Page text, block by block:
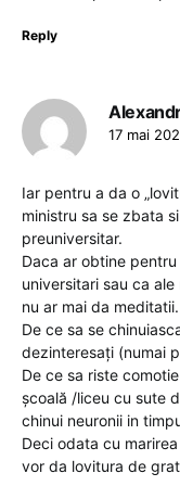
Reply
17 mai
Iar pentru a da o
ministru sa se zbata
preuniversitar.
Daca ar obtine
universitari sau ca
nu ar mai da meditatii.
De ce sa se
dezinteresați (numai
De ce sa riste
școală /liceu cu sute
chinui neuronii in
Deci odata cu
vor da lovitura de